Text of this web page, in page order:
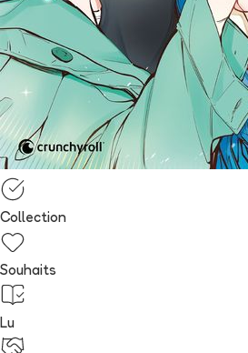
Collection
Souhaits
Lu